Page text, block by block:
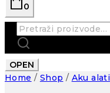
0
Pretraži:
OPEN
Home / Shop / Aku alati